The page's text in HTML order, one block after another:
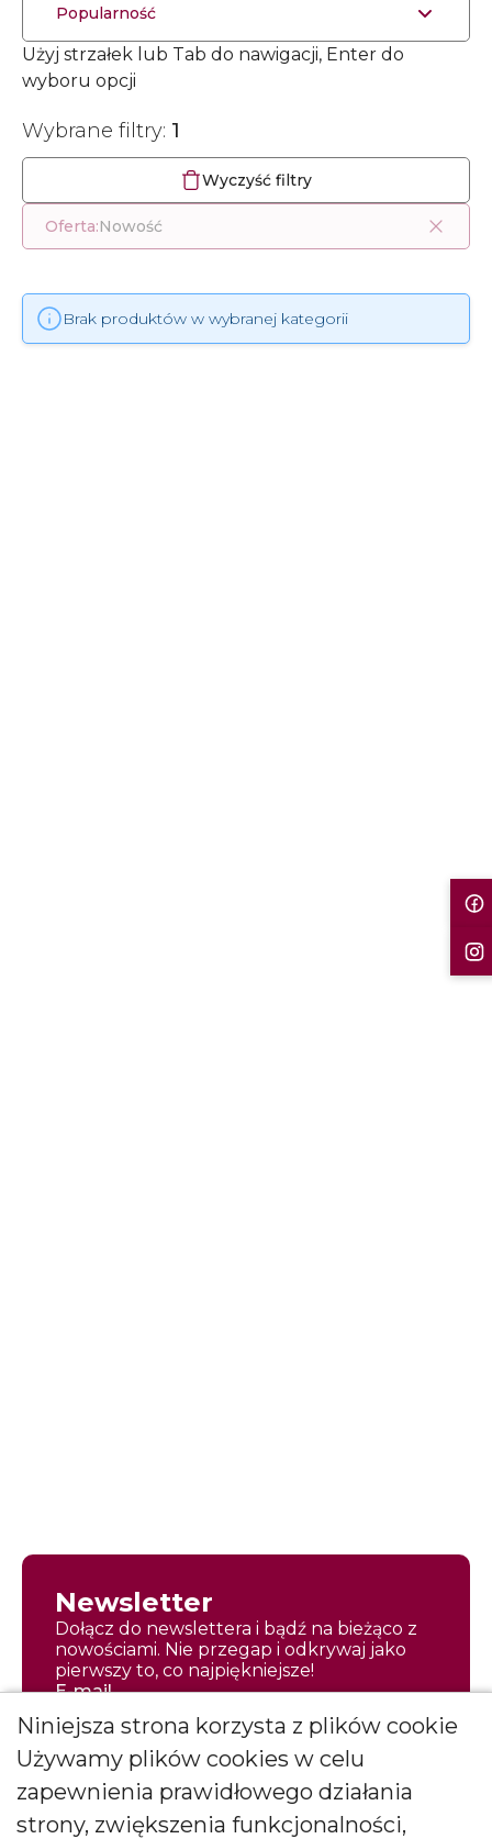
Popularność
Użyj strzałek lub Tab do nawigacji, Enter do
wyboru opcji
Wybrane filtry: 1
Wyczyść filtry
Oferta:Nowość
Brak produktów w wybranej kategorii
Newsletter
Dołącz do newslettera i bądź na bieżąco z
nowościami. Nie przegap i odkrywaj jako
pierwszy to, co najpiękniejsze!
E-mail
Zapisz się
Niniejsza strona korzysta z plików cookie
Używamy plików cookies w celu
zapewnienia prawidłowego działania
strony, zwiększenia funkcjonalności,